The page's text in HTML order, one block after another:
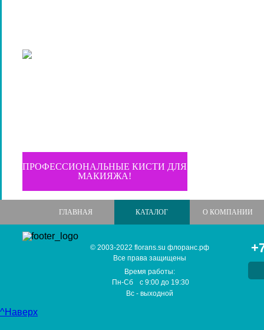
ПРОФЕССИОНАЛЬНЫЕ КИСТИ ДЛЯ
МАКИЯЖА!
ГЛАВНАЯ КАТАЛОГ О КОМПАНИИ
© 2003-2022 florans.su флоранс.рф
Все права защищены
Время работы:
Пн-Сб
с9:00 до 19:30
Вс - выходной
^Наверх